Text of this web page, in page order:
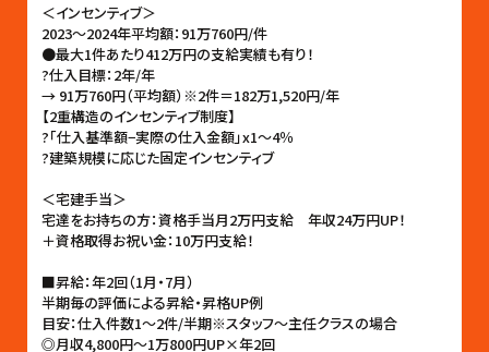
＜インセンティブ＞
2023〜2024年平均額：91万760円/件
●最大1件あたり412万円の支給実績も有り！
?仕入目標：2年/年
→ 91万760円（平均額）※2件＝182万1,520円/年
【2重構造のインセンティブ制度】
?「仕入基準額−実際の仕入金額」x1〜4％
?建築規模に応じた固定インセンティブ
＜宅建手当＞
宅達をお持ちの方：資格手当月2万円支給 年収24万円UP！
＋資格取得お祝い金：10万円支給！
■昇給：年2回（1月・7月）
半期毎の評価による昇給・昇格UP例
目安：仕入件数1〜2件/半期※スタッフ〜主任クラスの場合
◎月収4,800円〜1万800円UP×年2回